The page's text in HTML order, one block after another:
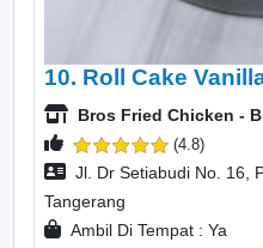
10. Roll Cake
Bros Fried Chicken -
(4.8)
Jl. Dr Setiabudi No. 16,
Tangerang
Ambil Di Tempat : Ya